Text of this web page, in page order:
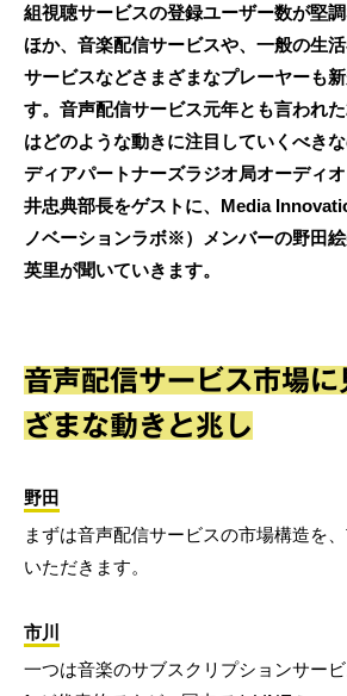
組視聴サービスの登録ユーザー数が堅
ほか、音楽配信サービスや、一般の生
サービスなどさまざまなプレーヤーも
す。音声配信サービス元年とも言われ
はどのような動きに注目していくべき
ディアパートナーズラジオ局オーディ
井忠典部長をゲストに、Media
ノベーションラボ※）メンバーの野田
英里が聞いていきます。
音声配信サービス市場に
ざまな動きと兆し
野田
まずは音声配信サービスの市場構造を
いただきます。
市川
一つは音楽のサブスクリプションサー